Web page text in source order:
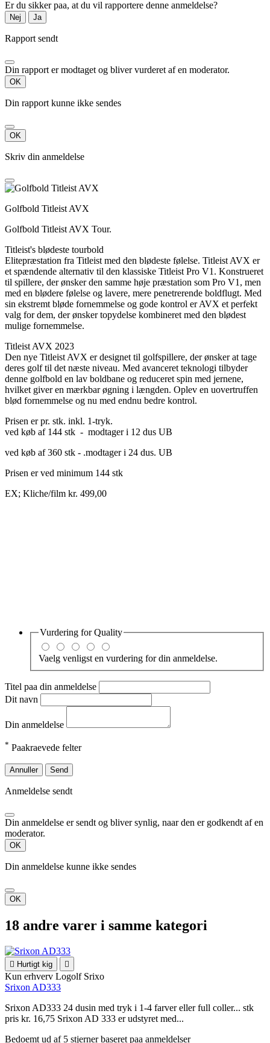
Er du sikker paa, at du vil rapportere denne anmeldelse?
Nej Ja
Rapport sendt
Din rapport er modtaget og bliver vurderet af en moderator.
OK
Din rapport kunne ikke sendes
OK
Skriv din anmeldelse
Golfbold Titleist AVX
Golfbold Titleist AVX Tour.
Titleist's blødeste tourbold
Elitepræstation fra Titleist med den blødeste følelse. Titleist AVX er
et spændende alternativ til den klassiske Titleist Pro V1. Konstrueret
til spillere, der ønsker den samme høje præstation som Pro V1, men
med en blødere følelse og lavere, mere penetrerende boldflugt. Med
sin ekstremt bløde fornemmelse og gode kontrol er AVX et perfekt
valg for dem, der ønsker topydelse kombineret med den blødest
mulige fornemmelse.
Titleist AVX 2023
Den nye Titleist AVX er designet til golfspillere, der ønsker at tage
deres golf til det næste niveau. Med avanceret teknologi tilbyder
denne golfbold en lav boldbane og reduceret spin med jernene,
hvilket giver en mærkbar øgning i længden. Oplev en uovertruffen
blød fornemmelse og nu med endnu bedre kontrol.
Prisen er pr. stk. inkl. 1-tryk.
ved køb af 144 stk - modtager i 12 dus UB
ved køb af 360 stk - .modtager i 24 dus. UB
Prisen er ved minimum 144 stk
EX; Kliche/film kr. 499,00
Vurdering forQuality
Vaelg venligst en vurdering for din anmeldelse.
Titel paa din anmeldelse
Dit navn
Din anmeldelse
* Paakraevede felter
Annuller Send
Anmeldelse sendt
Din anmeldelse er sendt og bliver synlig, naar den er godkendt af en
moderator.
OK
Din anmeldelse kunne ikke sendes
OK
18 andre varer i samme kategori
 Hurtigt kig 
Kun erhverv Logolf Srixo
Srixon AD333
Srixon AD333 24 dusin med tryk i 1-4 farver eller full coller... stk
pris kr. 16,75 Srixon AD 333 er udstyret med...
Bedoemt ud af 5 stjerner baseret paa anmeldelser